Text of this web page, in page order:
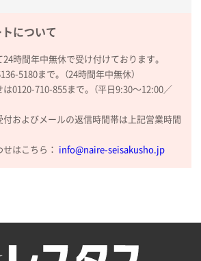
について
時間年中無休で受け付けております。
5180まで。（24時間年中無休）
0120-710-855まで。（平日9:30〜12:00／
付およびメールの返信時間帯は上記営業時間
せはこちら： info@naire-seisakusho.jp